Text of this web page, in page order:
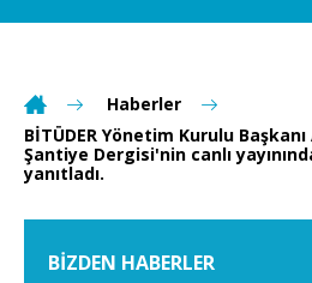
Haberler
BİTÜDER Yönetim Kurulu
Şantiye Dergisi'nin canlı
yanıtladı.
BİZDEN HABERLER